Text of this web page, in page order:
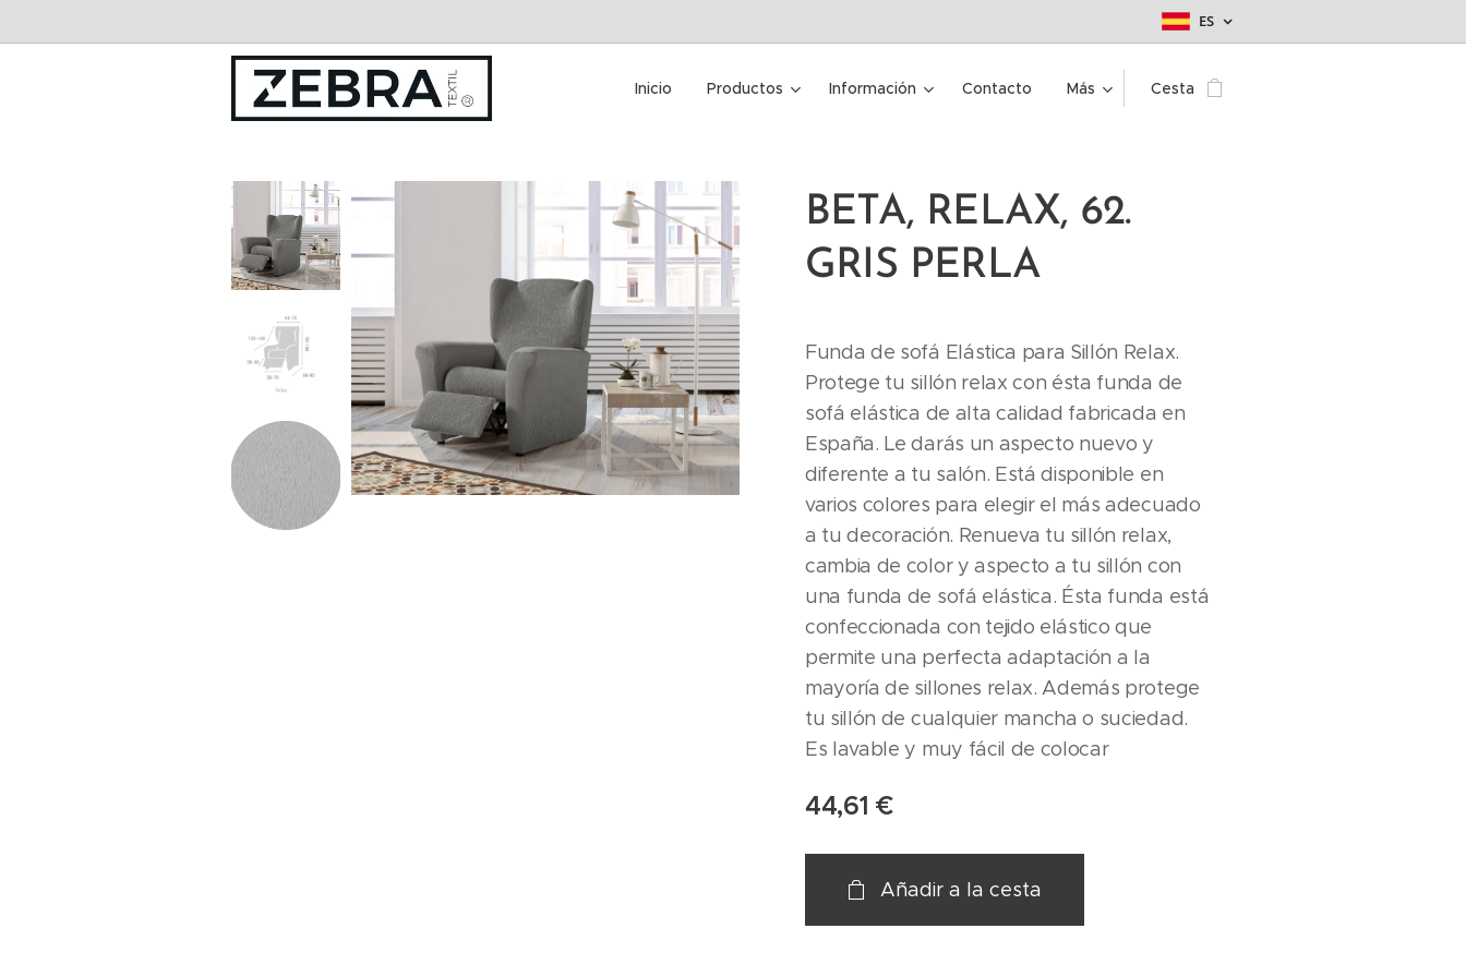
ES
Inicio Productos Información Contacto Más Cesta
BETA, RELAX, 62.
GRIS PERLA
Funda de sofá Elástica para Sillón Relax.
Protege tu sillón relax con ésta funda de
sofá elástica de alta calidad fabricada en
España. Le darás un aspecto nuevo y
diferente a tu salón. Está disponible en
varios colores para elegir el más adecuado
a tu decoración. Renueva tu sillón relax,
cambia de color y aspecto a tu sillón con
una funda de sofá elástica. Ésta funda está
confeccionada con tejido elástico que
permite una perfecta adaptación a la
mayoría de sillones relax. Además protege
tu sillón de cualquier mancha o suciedad.
Es lavable y muy fácil de colocar
44,61 €
Añadir a la cesta